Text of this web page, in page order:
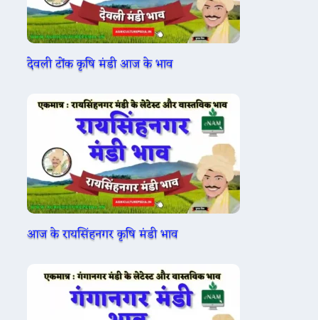
देवली टोंक कृषि मंडी आज के भाव
आज के रायसिंहनगर कृषि मंडी भाव